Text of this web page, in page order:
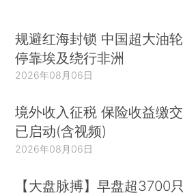
规避红海封锁 中国超大油轮
停靠埃及绕行非洲
2026年08月06日
境外收入征税 保险收益缴交
已启动(含视频)
2026年08月06日
【大盘脉搏】早盘超3700只